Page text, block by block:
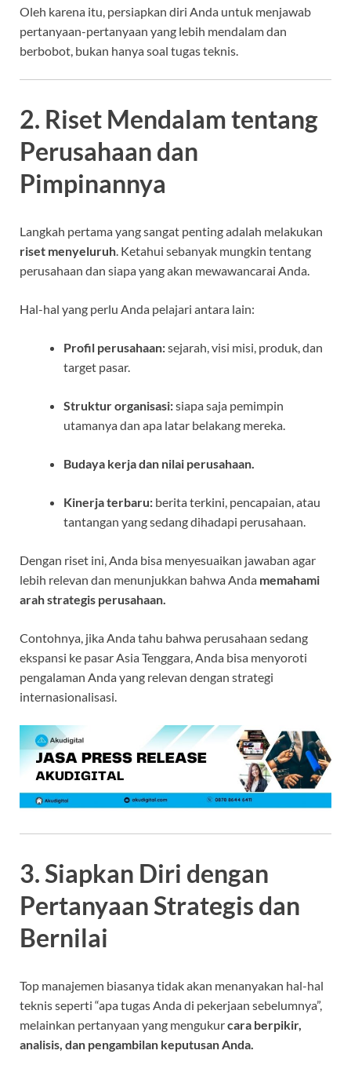
Oleh karena itu, persiapkan diri Anda untuk menjawab
pertanyaan-pertanyaan yang lebih mendalam dan
berbobot, bukan hanya soal tugas teknis.
2. Riset Mendalam tentang
Perusahaan dan
Pimpinannya
Langkah pertama yang sangat penting adalah melakukan
riset menyeluruh. Ketahui sebanyak mungkin tentang
perusahaan dan siapa yang akan mewawancarai Anda.
Hal-hal yang perlu Anda pelajari antara lain:
Profil perusahaan:sejarah, visi misi, produk, dan
target pasar.
Struktur organisasi:siapa saja pemimpin
utamanya dan apa latar belakang mereka.
Budaya kerja dan nilai perusahaan.
Kinerja terbaru: berita terkini, pencapaian, atau
tantangan yang sedang dihadapi perusahaan.
Dengan riset ini, Anda bisa menyesuaikan jawaban agar
lebih relevan dan menunjukkan bahwa Anda memahami
arah strategis perusahaan.
Contohnya, jika Anda tahu bahwa perusahaan sedang
ekspansi ke pasar Asia Tenggara, Anda bisa menyoroti
pengalaman Anda yang relevan dengan strategi
internasionalisasi.
3. Siapkan Diri dengan
Pertanyaan Strategis dan
Bernilai
Top manajemen biasanya tidak akan menanyakan hal-hal
teknis seperti “apa tugas Anda di pekerjaan sebelumnya”,
melainkan pertanyaan yang mengukurcara berpikir,
analisis, dan pengambilan keputusan Anda.